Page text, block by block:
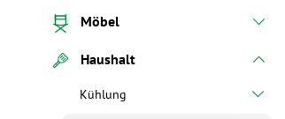
Möbel
Haushalt
Kühlung